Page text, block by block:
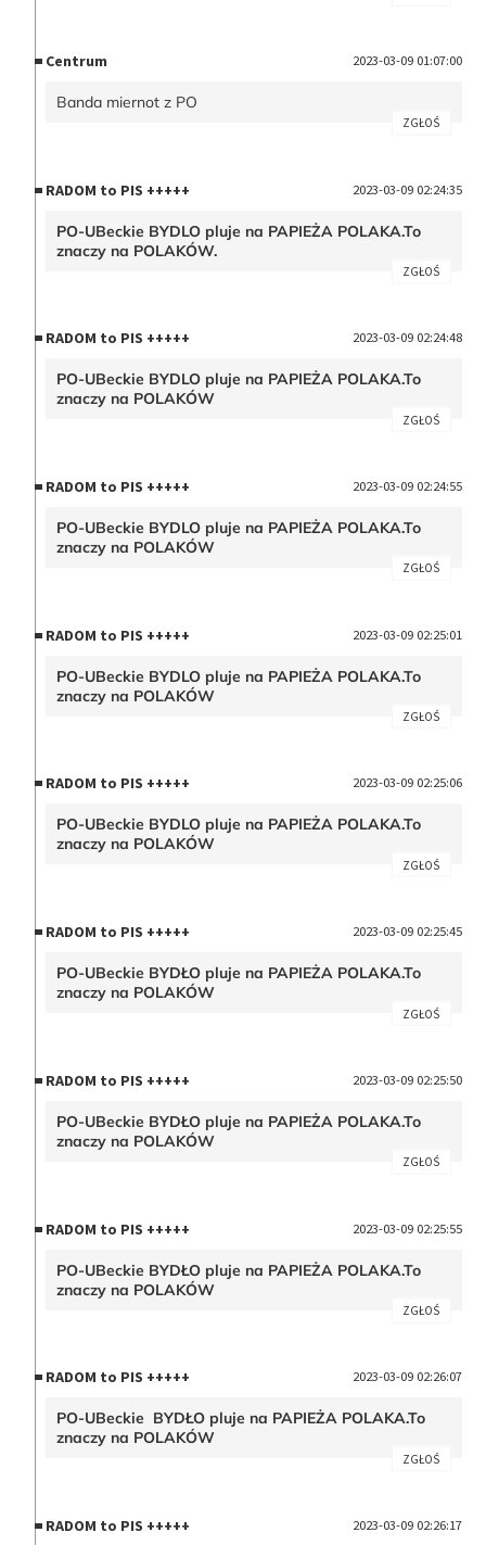
Centrum 2023-03-09 01:07:00
Banda miernot z PO
ZGŁOŚ
RADOM to PIS +++++ 2023-03-09 02:24:35
PO-UBeckie BYDLO pluje na PAPIEŻA POLAKA.To
znaczy na POLAKÓW.
ZGŁOŚ
RADOM to PIS +++++ 2023-03-09 02:24:48
PO-UBeckie BYDLO pluje na PAPIEŻA POLAKA.To
znaczy na POLAKÓW
ZGŁOŚ
RADOM to PIS +++++ 2023-03-09 02:24:55
PO-UBeckie BYDLO pluje na PAPIEŻA POLAKA.To
znaczy na POLAKÓW
ZGŁOŚ
RADOM to PIS +++++ 2023-03-09 02:25:01
PO-UBeckie BYDLO pluje na PAPIEŻA POLAKA.To
znaczy na POLAKÓW
ZGŁOŚ
RADOM to PIS +++++ 2023-03-09 02:25:06
PO-UBeckie BYDLO pluje na PAPIEŻA POLAKA.To
znaczy na POLAKÓW
ZGŁOŚ
RADOM to PIS +++++ 2023-03-09 02:25:45
PO-UBeckie BYDŁO pluje na PAPIEŻA POLAKA.To
znaczy na POLAKÓW
ZGŁOŚ
RADOM to PIS +++++ 2023-03-09 02:25:50
PO-UBeckie BYDŁO pluje na PAPIEŻA POLAKA.To
znaczy na POLAKÓW
ZGŁOŚ
RADOM to PIS +++++ 2023-03-09 02:25:55
PO-UBeckie BYDŁO pluje na PAPIEŻA POLAKA.To
znaczy na POLAKÓW
ZGŁOŚ
RADOM to PIS +++++ 2023-03-09 02:26:07
PO-UBeckie BYDŁO pluje na PAPIEŻA POLAKA.To
znaczy na POLAKÓW
ZGŁOŚ
RADOM to PIS +++++ 2023-03-09 02:26:17